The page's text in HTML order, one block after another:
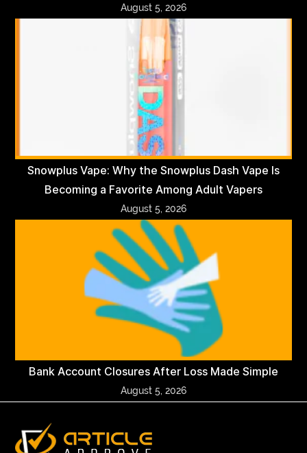
August 5, 2026
Snowplus Vape: Why the Snowplus Dash Vape Is
Becoming a Favorite Among Adult Vapers
August 5, 2026
Bank Account Closures After Loss Made Simple
August 5, 2026